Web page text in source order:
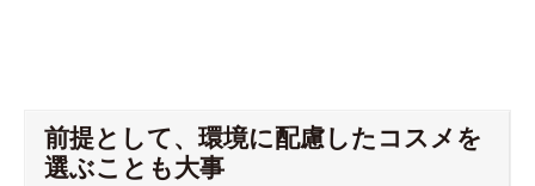
前提として、環境に配慮したコスメを
選ぶことも大事